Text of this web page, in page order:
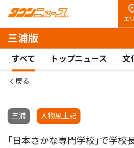
エ
三浦版
すべて トップニュース 文
戻る
三浦 人物風土記
｢日本さかな専門学校｣で学校